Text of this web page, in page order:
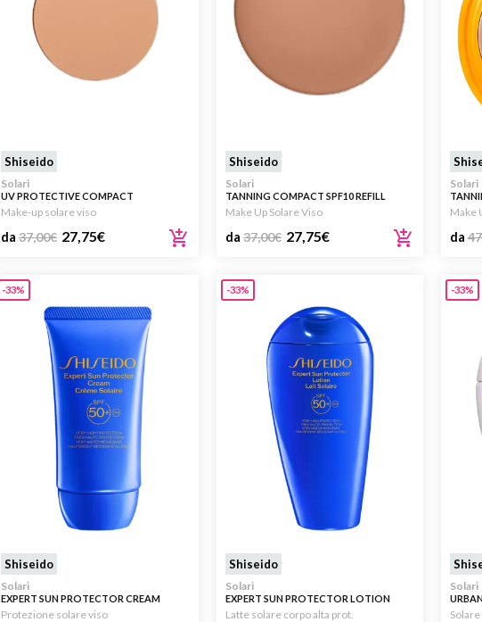
Shiseido
Solari
UV PROTECTIVE COMPACT
FOUNDATION SPF30 REFILL
Make-up solare viso
da 37,00€ 27,75€
Shiseido
Solari
TANNING COMPACT SPF10 REFILL
Make Up Solare Viso
da 37,00€ 27,75€
Solari
Make
da
-33%
Shiseido
Solari
EXPERT SUN PROTECTOR CREAM
SPF50+ 50ML
Protezione solare viso
-33%
Shiseido
Solari
EXPERT SUN PROTECTOR LOTION
SPF50+
Latte solare corpo alta prot.
-33%
Solari
OIL-